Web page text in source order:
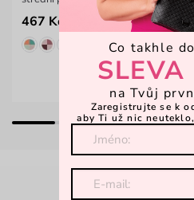
467 Kč 649 Kč
Co takhle
na Tvůj
Zaregistrujte se k
aby Ti už nic